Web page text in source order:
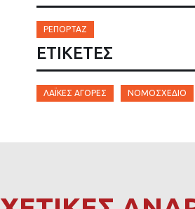
ΡΕΠΟΡΤΆΖ
ΕΤΙΚΈΤΕΣ
ΛΑΪΚΈΣ ΑΓΟΡΈΣ ΝΟΜΟΣΧΈΔΙΟ